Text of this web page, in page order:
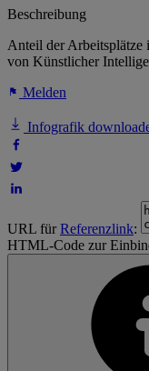
Beschreibung
Anteil der Arbeitsplätze
von Künstlicher
Melden
Infografik
URL fürReferenzlink:
HTML-Code zur